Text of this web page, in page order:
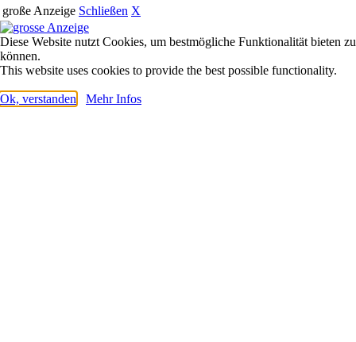
große Anzeige Schließen X
Diese Website nutzt Cookies, um bestmögliche Funktionalität bieten zu
können.
This website uses cookies to provide the best possible functionality.
Ok, verstanden Mehr Infos